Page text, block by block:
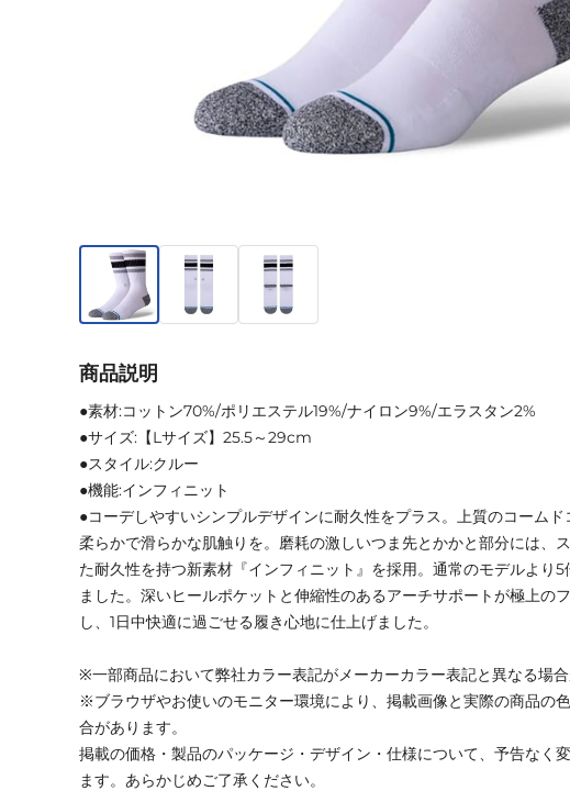
商品説明
●素材:コットン70%/ポリエステル19%/ナイロン9%/エラスタン2%
●サイズ:【Lサイズ】25.5～29cm
●スタイル:クルー
●機能:インフィニット
●コーデしやすいシンプルデザインに耐久性をプラス。上質のコームド
柔らかで滑らかな肌触りを。磨耗の激しいつま先とかかと部分には、
た耐久性を持つ新素材『インフィニット』を採用。通常のモデルより5
ました。深いヒールポケットと伸縮性のあるアーチサポートが極上の
し、1日中快適に過ごせる履き心地に仕上げました。
※一部商品において弊社カラー表記がメーカーカラー表記と異なる場合
※ブラウザやお使いのモニター環境により、掲載画像と実際の商品の
合があります。
掲載の価格・製品のパッケージ・デザイン・仕様について、予告なく
ます。あらかじめご了承ください。